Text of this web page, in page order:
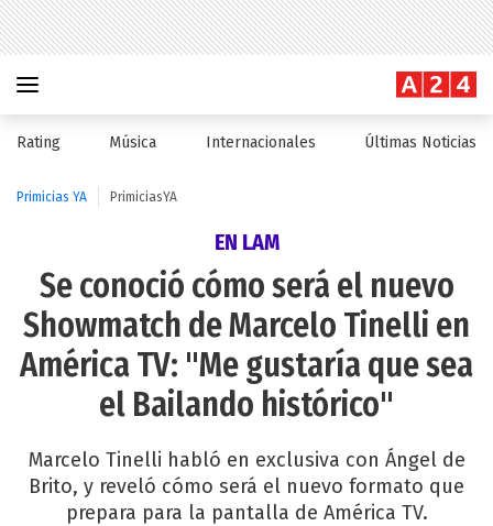
Rating Música Internacionales Últimas Noticias
Primicias YA PrimiciasYA
EN LAM
Se conoció cómo será el nuevo
Showmatch de Marcelo Tinelli en
América TV: "Me gustaría que sea
el Bailando histórico"
Marcelo Tinelli habló en exclusiva con Ángel de
Brito, y reveló cómo será el nuevo formato que
prepara para la pantalla de América TV.